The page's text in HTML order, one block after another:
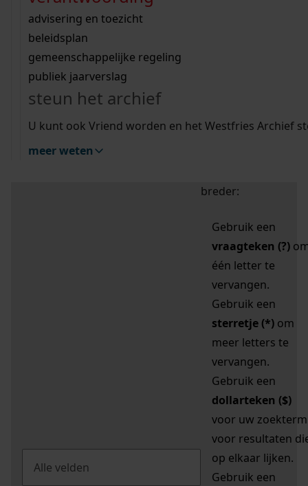
bouwvergunningen
omgevingsvergunningen
vergunningen
beeld en geluid
uitleg nodig?
Wij helpen u op weg met een aantal zoektips.
bekijk alle zoektips
Wij helpen u op weg met een aantal zoektips.
bekijk alle zoektips
bekijk ons geschiedenislokaal
advisering en toezicht
beleidsplan
gemeenschappelijke regeling
publiek jaarverslag
steun het archief
U kunt ook Vriend worden en het Westfries Archief
meer weten
zoektips
Mijn Studiezaal (inloggen)
uw zoekopdracht te
breder:
Gebruik een
vraagteken (?)
één letter te
vervangen.
Gebruik een
sterretje (*) om
meer letters te
vervangen.
Gebruik een
dollarteken ($)
voor uw zoekterm
voor resultaten
op elkaar lijken.
Gebruik een